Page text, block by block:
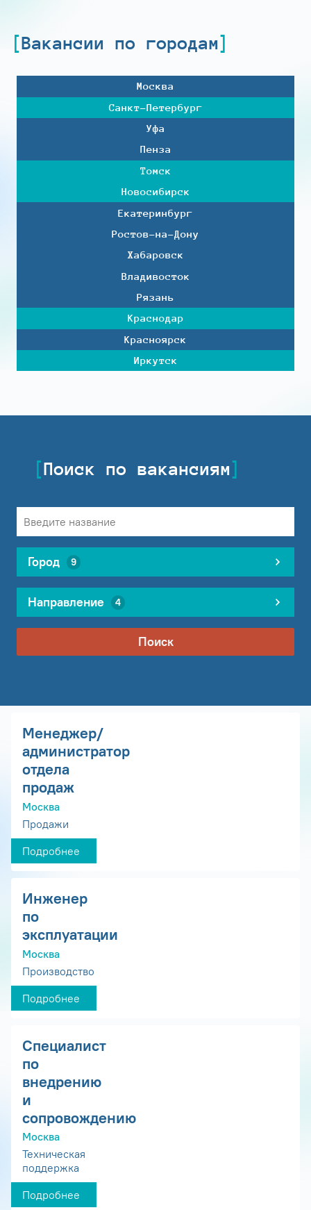
Вакансии по городам
Москва
Санкт-Петербург
Уфа
Пенза
Томск
Новосибирск
Екатеринбург
Ростов-на-Дону
Хабаровск
Владивосток
Рязань
Краснодар
Красноярск
Иркутск
Поиск по вакансиям
Город 9
Направление 4
Поиск
Менеджер/
администратор
отдела
продаж
Москва
Продажи
Подробнее
Инженер
по
эксплуатации
Москва
Производство
Подробнее
Специалист
по
внедрению
и
сопровождению
Москва
Техническая
поддержка
Подробнее